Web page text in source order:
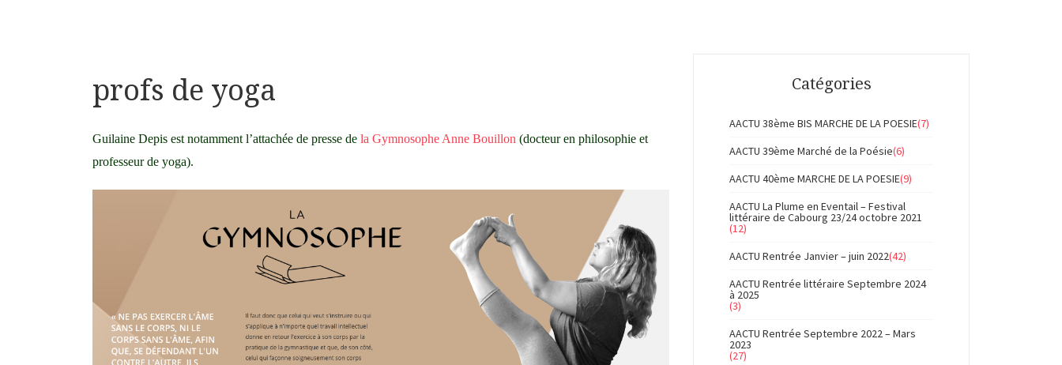
profs de yoga
Guilaine Depis est notamment l’attachée de presse de la Gymnosophe Anne Bouillon (docteur en philosophie et
professeur de yoga).
Catégories
AACTU 38ème BIS MARCHE DE LA POESIE(7)
AACTU 39ème Marché de la Poésie(6)
AACTU 40ème MARCHE DE LA POESIE(9)
AACTU La Plume en Eventail – Festival
littéraire de Cabourg 23/24 octobre 2021
(12)
AACTU Rentrée Janvier – juin 2022(42)
AACTU Rentrée littéraire Septembre 2024
à 2025
(3)
AACTU Rentrée Septembre 2022 – Mars
2023
(27)